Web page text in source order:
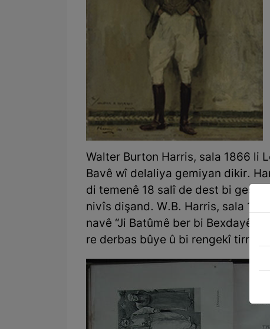
Walter Burton Harris, sala 1866 li
Bavê wî delaliya gemiyan dikir.
di temenê 18 salî de dest bi
nivîs dişand. W.B. Harris, sala
navê “Ji Batûmê ber bi Bexdayê
re derbas bûye û bi rengekî